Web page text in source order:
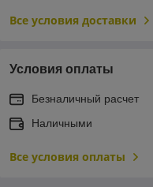
Все условия доставки
Условия оплаты
Безналичный расчет
Наличными
Все условия оплаты